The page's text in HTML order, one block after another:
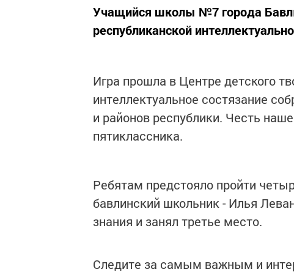
Учащийся школы №7 города
республиканской
Игра прошла в Центре детского
интеллектуальное состязание
и районов республики. Честь
пятиклассника.
Ребятам предстояло пройти
бавлинский школьник - Илья
знания и занял третье место.
Следите за самым важным и